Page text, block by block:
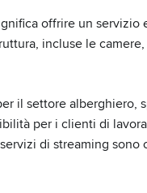
offrire un
incluse le
il settore alberghiero,
per i clienti di
di streaming